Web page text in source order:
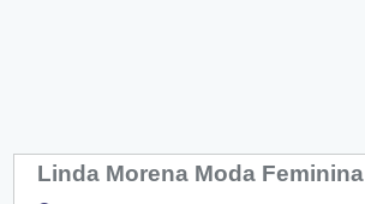
Linda Morena Moda Feminina